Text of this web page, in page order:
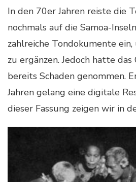
In den 70er Jahren reiste die
nochmals auf die Samoa-
zahlreiche Tondokumente
zu ergänzen. Jedoch hatte
bereits Schaden genommen.
Jahren gelang eine digitale
dieser Fassung zeigen wir in